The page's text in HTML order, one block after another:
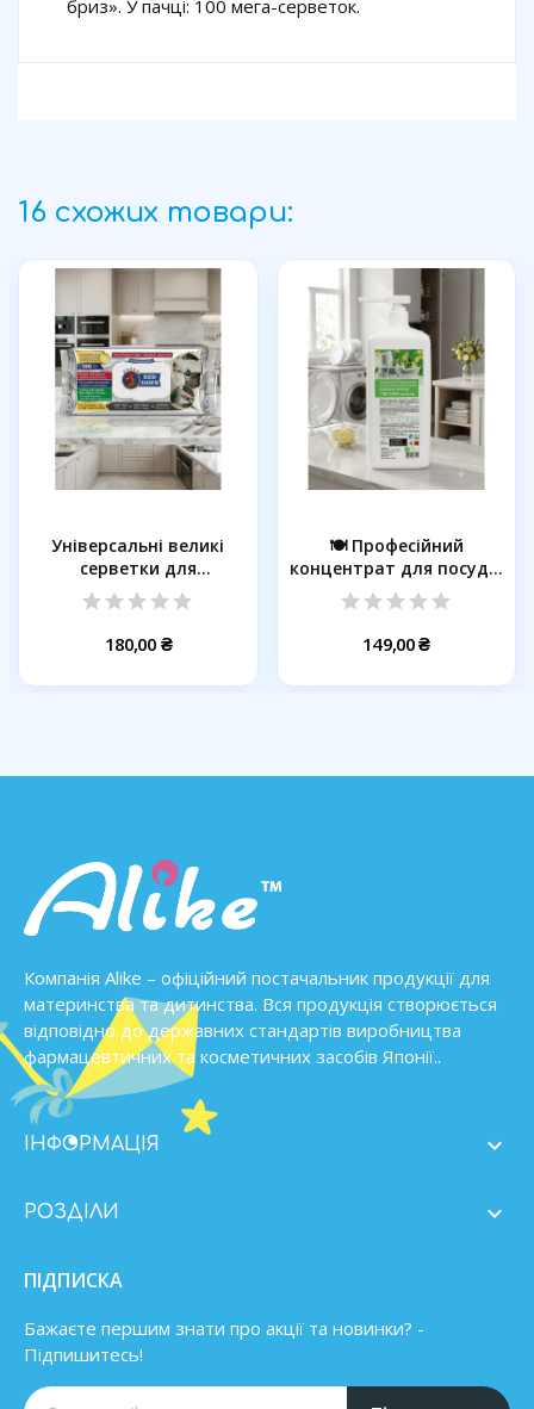
бриз». У пачці: 100 мега-серветок.
16 схожих товари:
Універсальні великі
серветки для
прибирання RED...
180,00 ₴
🍽️ Професійний
концентрат для посуду:
BILYSNA...
149,00 ₴
Компанія Alike – офіційний постачальник продукції для
материнства та дитинства. Вся продукція створюється
відповідно до державних стандартів виробництва
фармацевтичних та косметичних засобів Японії..
ІНФОРМАЦІЯ 
РОЗДІЛИ 
ПІДПИСКА
Бажаєте першим знати про акції та новинки? -
Підпишитесь!